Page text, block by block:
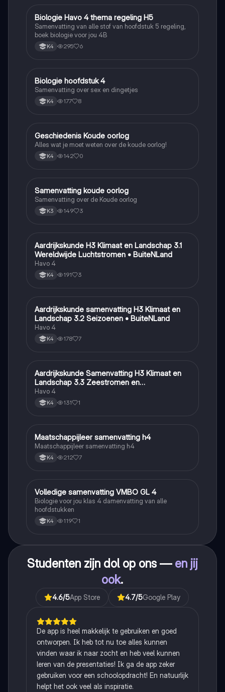
Biologie
Biologie Havo 4 thema regeling H5
Samenvatting van alle stof van hoofdstuk 5 regeling,
boek biologie voor jou 4B
K4 295 6
Biologie
Biologie hoofdstuk 4
Samenvatting over sex en dingetjes
K4 177 8
Geschiedenis
Geschiedenis Koude oorlog
Alles wat je moet weten over de koude oorlog!
K4 142 0
Geschiedenis
Samenvatting koude oorlog
Samenvatting over de Koude oorlog
K3 149 3
Aardrijkskunde
Aardrijkskunde H3 Klimaat en Landschap 3.1
Wereldwijde Luchtstromen • BuiteNLand
Havo 4
K4 191 3
Aardrijkskunde
Aardrijkskunde samenvatting H3 Klimaat en
Landschap 3.2 Seizoenen • BuiteNLand
Havo 4
K4 178 7
Aardrijkskunde
Aardrijkskunde Samenvatting H3 Klimaat en
Landschap 3.3 Zeestromen en
Klimaatgebieden • BuiteNLand
Havo 4
K4 131 1
Maatschappijleer
Maatschappijleer samenvatting h4
Maatschappijleer samenvatting h4
K4 212 7
Biologie
Volledige samenvatting VMBO GL 4
Biologie voor jou klas 4 damenvatting van alle
hoofdstukken
K4 119 1
Studenten zijn dol op ons — en jij
ook.
4.6/5App Store 4.7/5Google Play
De app is heel makkelijk te gebruiken en goed
ontworpen. Ik heb tot nu toe alles kunnen
vinden waar ik naar zocht en heb veel kunnen
leren van de presentaties! Ik ga de app zeker
gebruiken voor een schoolopdracht! En natuurlijk
helpt het ook veel als inspiratie.